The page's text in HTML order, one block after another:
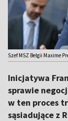
Szef MSZ Belgii Maxime
Inicjatywa
sprawie
w ten proces
sąsiadujące z